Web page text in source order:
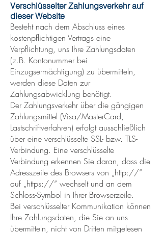
Verschlüsselter Zahlungsverkehr auf
dieser Website
Besteht nach dem Abschluss eines
kostenpflichtigen Vertrags eine
Verpflichtung, uns Ihre Zahlungsdaten
(z.B. Kontonummer bei
Einzugsermächtigung) zu übermitteln,
werden diese Daten zur
Zahlungsabwicklung benötigt.
Der Zahlungsverkehr über die gängigen
Zahlungsmittel (Visa/MasterCard,
Lastschriftverfahren) erfolgt ausschließlich
über eine verschlüsselte SSL- bzw. TLS-
Verbindung. Eine verschlüsselte
Verbindung erkennen Sie daran, dass die
Adresszeile des Browsers von „http://“
auf „https://“ wechselt und an dem
Schloss-Symbol in Ihrer Browserzeile.
Bei verschlüsselter Kommunikation können
Ihre Zahlungsdaten, die Sie an uns
übermitteln, nicht von Dritten mitgelesen